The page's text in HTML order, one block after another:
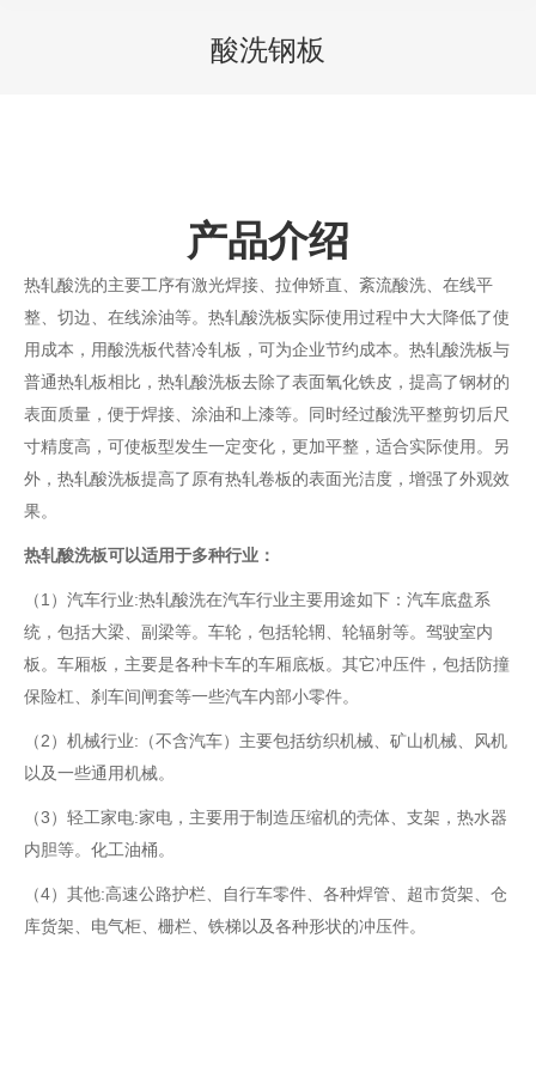
酸洗钢板
产品介绍
热轧酸洗的主要工序有激光焊接、拉伸矫直、紊流酸洗、在线平
整、切边、在线涂油等。热轧酸洗板实际使用过程中大大降低了使
用成本，用酸洗板代替冷轧板，可为企业节约成本。热轧酸洗板与
普通热轧板相比，热轧酸洗板去除了表面氧化铁皮，提高了钢材的
表面质量，便于焊接、涂油和上漆等。同时经过酸洗平整剪切后尺
寸精度高，可使板型发生一定变化，更加平整，适合实际使用。另
外，热轧酸洗板提高了原有热轧卷板的表面光洁度，增强了外观效
果。
热轧酸洗板可以适用于多种行业：
（1）汽车行业:热轧酸洗在汽车行业主要用途如下：汽车底盘系
统，包括大梁、副梁等。车轮，包括轮辋、轮辐射等。驾驶室内
板。车厢板，主要是各种卡车的车厢底板。其它冲压件，包括防撞
保险杠、刹车间闸套等一些汽车内部小零件。
（2）机械行业:（不含汽车）主要包括纺织机械、矿山机械、风机
以及一些通用机械。
（3）轻工家电:家电，主要用于制造压缩机的壳体、支架，热水器
内胆等。化工油桶。
（4）其他:高速公路护栏、自行车零件、各种焊管、超市货架、仓
库货架、电气柜、栅栏、铁梯以及各种形状的冲压件。